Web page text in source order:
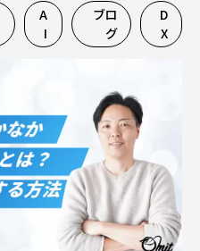
A
I
ブロ
グ
D
X